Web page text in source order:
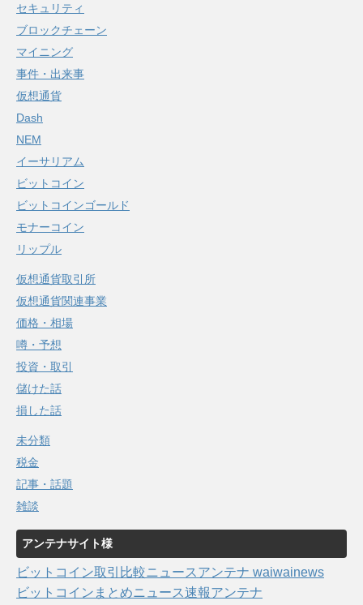
セキュリティ
ブロックチェーン
マイニング
事件・出来事
仮想通貨
Dash
NEM
イーサリアム
ビットコイン
ビットコインゴールド
モナーコイン
リップル
仮想通貨取引所
仮想通貨関連事業
価格・相場
噂・予想
投資・取引
儲けた話
損した話
未分類
税金
記事・話題
雑談
アンテナサイト様
ビットコイン取引比較ニュースアンテナ waiwainews
ビットコインまとめニュース速報アンテナ